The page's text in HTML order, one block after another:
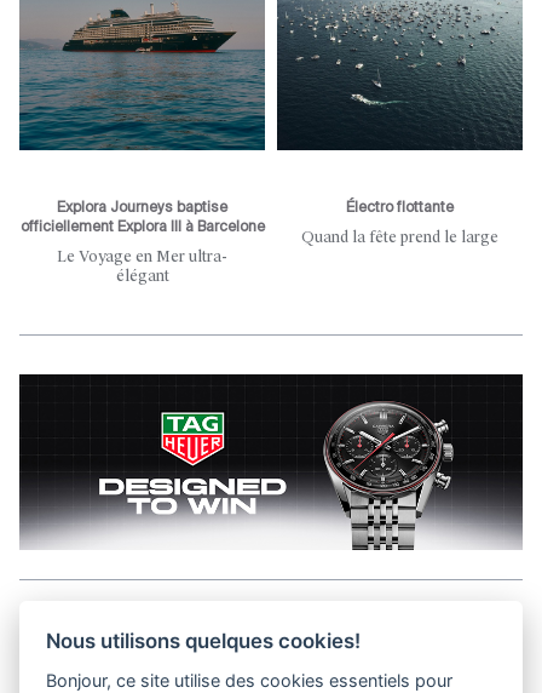
Explora Journeys baptise
officiellement Explora III à Barcelone
Le Voyage en Mer ultra-
élégant
Électro flottante
Quand la fête prend le large
Nous utilisons quelques cookies!
Bonjour, ce site utilise des cookies essentiels pour